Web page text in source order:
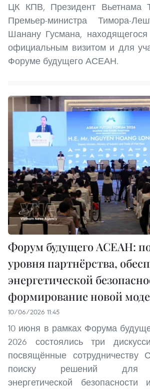
ЦК КПВ, Президент Вьетнама
Премьер-министра Тимора-
Шанану Гусмана,
официальным визитом и для
Форуме будущего АСЕАН.
Форум будущего АСЕАН:
уровня партнёрства,
энергетической
формирование новой
10/06/2026 11:45
10 июня в рамках Форума
2026 состоялись три
посвящённые
поиску решений для
энергетической